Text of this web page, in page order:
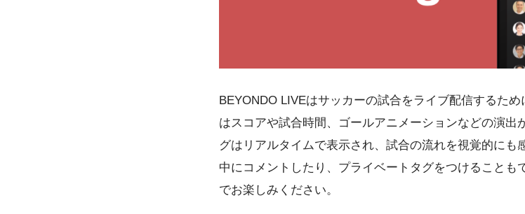
BEYONDO LIVEはサッカーの試合をライブ配信するた
はスコアや試合時間、ゴールアニメーションなどの演出
グはリアルタイムで表示され、試合の流れを視覚的にも
中にコメントしたり、プライベートタグをつけることも
でお楽しみください。